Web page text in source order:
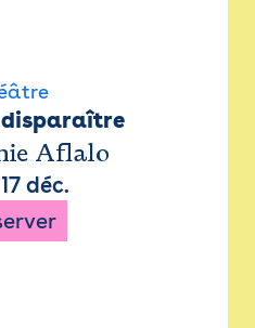
Aflalo
17 déc.